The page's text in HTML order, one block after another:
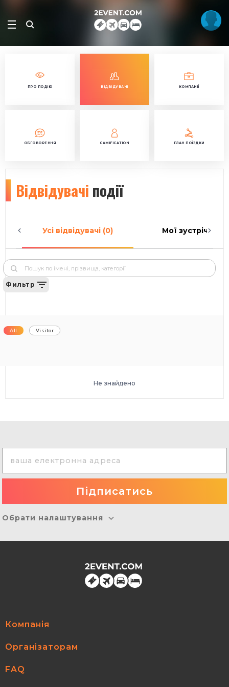
ПРО ПОДІЮ ВІДВІДУВАЧІ КОМПАНІЇ
ОБГОВОРЕННЯ GAMIFICATION ПЛАН ПОЇЗДКИ
Відвідувачі події
Усі відвідувачі (0) Мої зустрічі (0)
Фильтр
All Visitor
Не знайдено
Обрати налаштування
Компанія
Організаторам
FAQ